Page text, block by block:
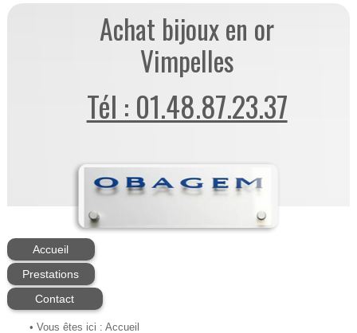
Achat bijoux en or
Vimpelles
Tél : 01.48.87.23.37
Accueil
Prestations
Contact
• Vous êtes ici : Accueil